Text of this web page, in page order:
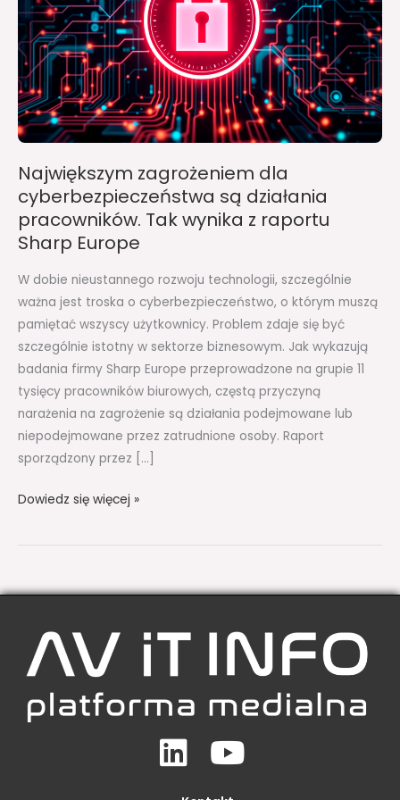
Największym zagrożeniem dla
cyberbezpieczeństwa są działania
pracowników. Tak wynika z raportu
Sharp Europe
W dobie nieustannego rozwoju technologii, szczególnie
ważna jest troska o cyberbezpieczeństwo, o którym muszą
pamiętać wszyscy użytkownicy. Problem zdaje się być
szczególnie istotny w sektorze biznesowym. Jak wykazują
badania firmy Sharp Europe przeprowadzone na grupie 11
tysięcy pracowników biurowych, częstą przyczyną
narażenia na zagrożenie są działania podejmowane lub
niepodejmowane przez zatrudnione osoby. Raport
sporządzony przez […]
działania
pracowników.
Tak
wynika
z
raportu
Europe
Dowiedz się więcej »
LinkedinYoutube